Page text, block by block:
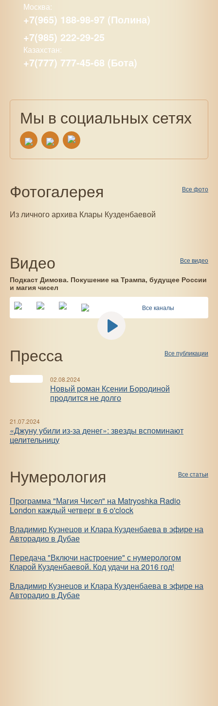
Москва:
+7(965) 188-98-97 (Полина)
+7(985) 222-29-25
Казахстан:
+7(777) 777-45-68 (Бота)
Мы в социальных сетях
Фотогалерея Все фото
Из личного архива Клары Кузденбаевой
Видео Все видео
Подкаст Димова. Покушение на Трампа, будущее России
и магия чисел
Все каналы
Пресса Все публикации
02.08.2024
Новый роман Ксении Бородиной
продлится не долго
21.07.2024
«Джуну убили из-за денег»: звезды вспоминают
целительницу
Нумерология Все статьи
Программа "Магия Чисел" на Matryoshka Radio
London каждый четверг в 6 o'clock
Владимир Кузнецов и Клара Кузденбаева в эфире на
Авторадио в Дубае
Передача "Включи настроение" с нумерологом
Кларой Кузденбаевой. Код удачи на 2016 год!
Владимир Кузнецов и Клара Кузденбаева в эфире на
Авторадио в Дубае